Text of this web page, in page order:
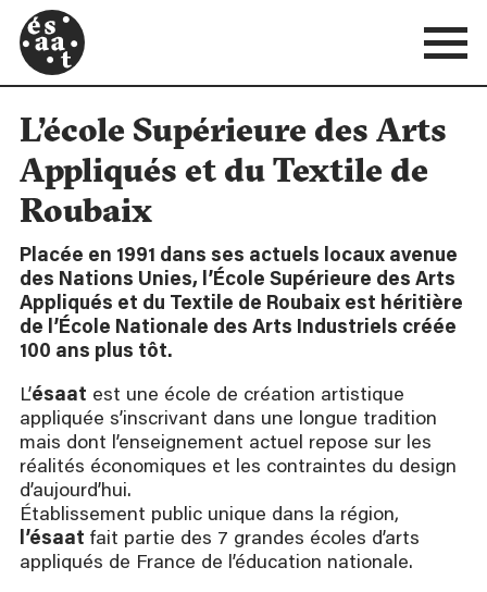
L’école Supérieure des Arts
Appliqués et du Textile de
Roubaix
Placée en 1991 dans ses actuels locaux avenue
des Nations Unies, l’École Supérieure des Arts
Appliqués et du Textile de Roubaix est héritière
de l’École Nationale des Arts Industriels créée
100 ans plus tôt.
L’ésaat est une école de création artistique
appliquée s’inscrivant dans une longue tradition
mais dont l’enseignement actuel repose sur les
réalités économiques et les contraintes du design
d’aujourd’hui.
Établissement public unique dans la région,
l’ésaat fait partie des 7 grandes écoles d’arts
appliqués de France de l’éducation nationale.